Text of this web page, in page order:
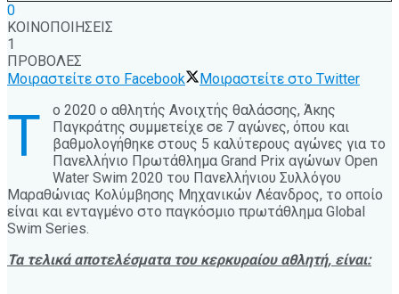
0
ΚΟΙΝΟΠΟΙΗΣΕΙΣ
1
ΠΡΟΒΟΛΕΣ
Μοιραστείτε στο Facebook
Μοιραστείτε στο Twitter
Τ
ο 2020 ο αθλητής Ανοιχτής θαλάσσης, Άκης
Παγκράτης συμμετείχε σε 7 αγώνες, όπου και
βαθμολογήθηκε στους 5 καλύτερους αγώνες για το
Πανελλήνιο Πρωτάθλημα Grand Prix αγώνων Open
Water Swim 2020 του Πανελλήνιου Συλλόγου
Μαραθώνιας Κολύμβησης Μηχανικών Λέανδρος, τo οποίο
είναι και ενταγμένο στο παγκόσμιο πρωτάθλημα Global
Swim Series.
Τα τελικά αποτελέσματα του κερκυραίου αθλητή, είναι: